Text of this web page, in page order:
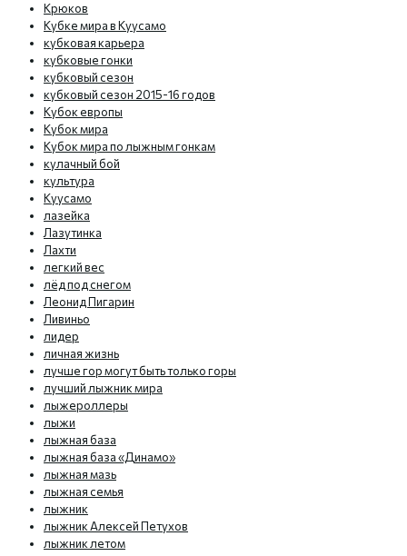
Крюков
Кубке мира в Куусамо
кубковая карьера
кубковые гонки
кубковый сезон
кубковый сезон 2015-16 годов
Кубок европы
Кубок мира
Кубок мира по лыжным гонкам
кулачный бой
культура
Куусамо
лазейка
Лазутинка
Лахти
легкий вес
лёд под снегом
Леонид Пигарин
Ливиньо
лидер
личная жизнь
лучше гор могут быть только горы
лучший лыжник мира
лыжероллеры
лыжи
лыжная база
лыжная база «Динамо»
лыжная мазь
лыжная семья
лыжник
лыжник Алексей Петухов
лыжник летом